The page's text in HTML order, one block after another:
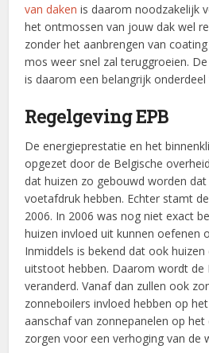
van daken is daarom noodzakelijk
het ontmossen van jouw dak wel
zonder het aanbrengen van
mos weer snel zal teruggroeien.
is daarom een belangrijk
Regelgeving EPB
De energieprestatie en het
opgezet door de Belgische
dat huizen zo gebouwd worden
voetafdruk hebben. Echter stamt
2006. In 2006 was nog niet exact
huizen invloed uit kunnen oefenen
Inmiddels is bekend dat ook huizen
uitstoot hebben. Daarom wordt de
veranderd. Vanaf dan zullen ook
zonneboilers invloed hebben op
aanschaf van zonnepanelen op het
zorgen voor een verhoging van de